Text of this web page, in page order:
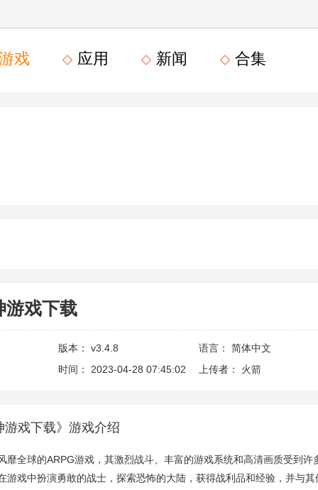
戏 应用 新闻 合集
游戏下载
版本： v3.4.8 语言：
简体中文
时间：
2023-04-28 07:45:02 上传者： 火箭
游戏下载》游戏介绍
靡全球的ARPG游戏，其激烈战斗、丰富的游戏系统和高清画质受到许
游戏中扮演勇敢的战士，探索恐怖的大陆，获得战利品和经验，并与其